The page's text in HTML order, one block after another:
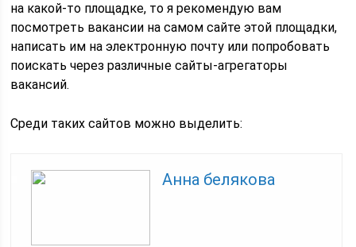
на какой-то площадке, то я рекомендую вам
посмотреть вакансии на самом сайте этой площадки,
написать им на электронную почту или попробовать
поискать через различные сайты-агрегаторы
вакансий.
Среди таких сайтов можно выделить:
Анна белякова